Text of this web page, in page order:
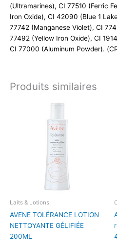
(Ultramarines), CI 77510 (Ferric
Iron Oxide), CI 42090 (Blue 1
77742 (Manganese Violet), CI
77492 (Yellow Iron Oxide), CI
CI 77000 (Aluminum Powder).
Produits similaires
Laits & Lotions
AVENE TOLÉRANCE LOTION
NETTOYANTE GÉLIFIÉE
200ML